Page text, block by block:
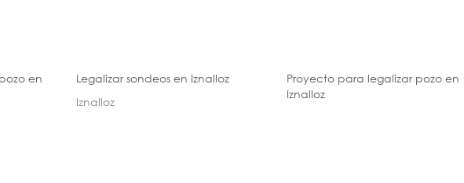
en
Legalizar sondeos en Iznalloz
Iznalloz
Proyecto para legalizar pozo en
Iznalloz